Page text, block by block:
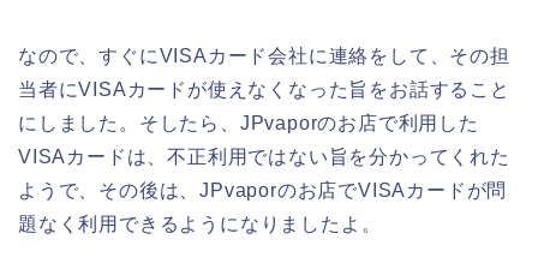
なので、すぐにVISAカード会社に連絡をして、その担
当者にVISAカードが使えなくなった旨をお話すること
にしました。そしたら、JPvaporのお店で利用した
VISAカードは、不正利用ではない旨を分かってくれた
ようで、その後は、JPvaporのお店でVISAカードが問
題なく利用できるようになりましたよ。